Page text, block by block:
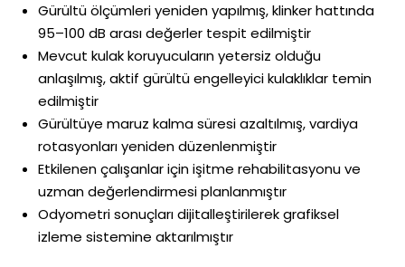
Gürültü ölçümleri yeniden yapılmış, klinker hattında
95–100 dB arası değerler tespit edilmiştir
Mevcut kulak koruyucuların yetersiz olduğu
anlaşılmış, aktif gürültü engelleyici kulaklıklar temin
edilmiştir
Gürültüye maruz kalma süresi azaltılmış, vardiya
rotasyonları yeniden düzenlenmiştir
Etkilenen çalışanlar için işitme rehabilitasyonu ve
uzman değerlendirmesi planlanmıştır
Odyometri sonuçları dijitalleştirilerek grafiksel
izleme sistemine aktarılmıştır